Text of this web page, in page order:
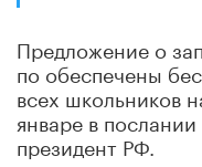
Предложение о
по обеспечены
всех школьников
январе в
президент РФ.